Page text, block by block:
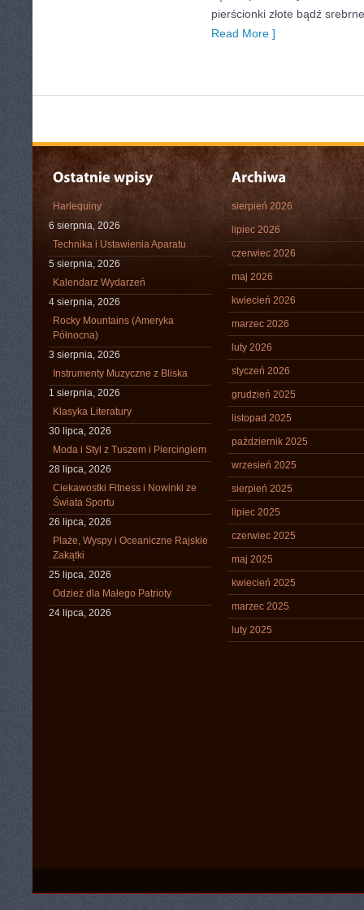
pierścionki złote bądź
Read More ]
Harlequiny
6 sierpnia, 2026
Technika i Ustawienia Aparatu
5 sierpnia, 2026
Kalendarz Wydarzeń
4 sierpnia, 2026
Rocky Mountains (Ameryka
Północna)
3 sierpnia, 2026
Instrumenty Muzyczne z Bliska
1 sierpnia, 2026
Klasyka Literatury
30 lipca, 2026
Moda i Styl z Tuszem i Piercingiem
28 lipca, 2026
Ciekawostki Fitness i Nowinki ze
Świata Sportu
26 lipca, 2026
Plaże, Wyspy i Oceaniczne Rajskie
Zakątki
25 lipca, 2026
Odzież dla Małego Patrioty
24 lipca, 2026
sierpień 2026
lipiec 2026
czerwiec 2026
maj 2026
kwiecień 2026
marzec 2026
luty 2026
styczeń 2026
grudzień 2025
listopad 2025
październik 2025
wrzesień 2025
sierpień 2025
lipiec 2025
czerwiec 2025
maj 2025
kwiecień 2025
marzec 2025
luty 2025